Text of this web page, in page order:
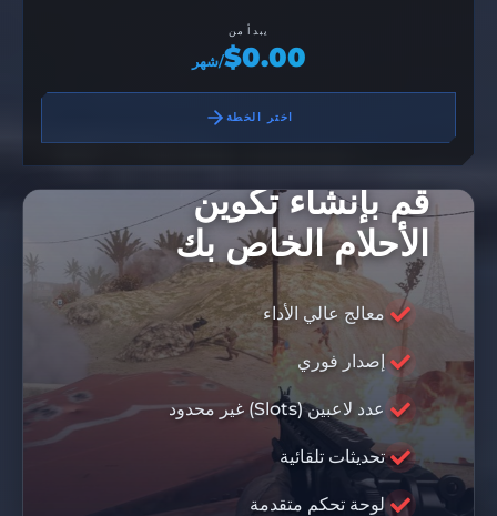
يبدأ من
$0.00/شهر
اختر الخطة
قم بإنشاء تكوين
الأحلام الخاص بك
معالج عالي الأداء
إصدار فوري
عدد لاعبين (Slots) غير محدود
تحديثات تلقائية
لوحة تحكم متقدمة
DIS10
RABISU